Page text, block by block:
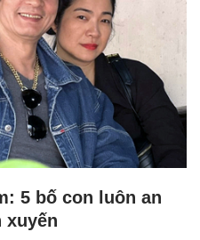
5 bố con luôn an
xuyến